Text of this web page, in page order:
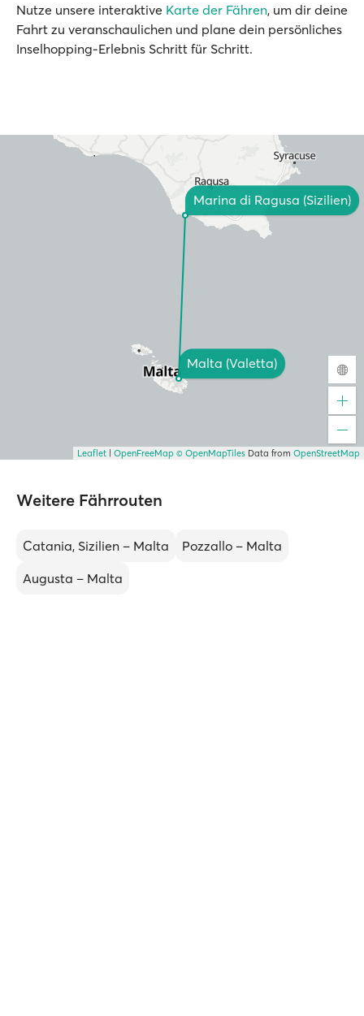
Nutze unsere interaktive Karte der Fähren, um dir deine
Fahrt zu veranschaulichen und plane dein persönliches
Inselhopping-Erlebnis Schritt für Schritt.
Marina di Ragusa (Sizilien)
Malta (Valetta)
Leaflet OpenFreeMap © OpenMapTiles Data from OpenStreetMap
Weitere Fährrouten
Catania, Sizilien – Malta
Pozzallo – Malta
Augusta – Malta